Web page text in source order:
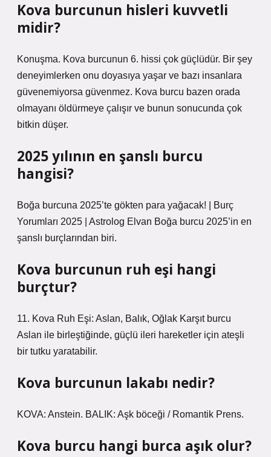
Kova burcunun hisleri kuvvetli
midir?
Konuşma. Kova burcunun 6. hissi çok güçlüdür. Bir şey
deneyimlerken onu doyasıya yaşar ve bazı insanlara
güvenemiyorsa güvenmez. Kova burcu bazen orada
olmayanı öldürmeye çalışır ve bunun sonucunda çok
bitkin düşer.
2025 yılının en şanslı burcu
hangisi?
Boğa burcuna 2025’te gökten para yağacak! | Burç
Yorumları 2025 | Astrolog Elvan Boğa burcu 2025’in en
şanslı burçlarından biri.
Kova burcunun ruh eşi hangi
burçtur?
11. Kova Ruh Eşi: Aslan, Balık, Oğlak Karşıt burcu
Aslan ile birleştiğinde, güçlü ileri hareketler için ateşli
bir tutku yaratabilir.
Kova burcunun lakabı nedir?
KOVA: Anstein. BALIK: Aşk böceği / Romantik Prens.
Kova burcu hangi burca aşık olur?